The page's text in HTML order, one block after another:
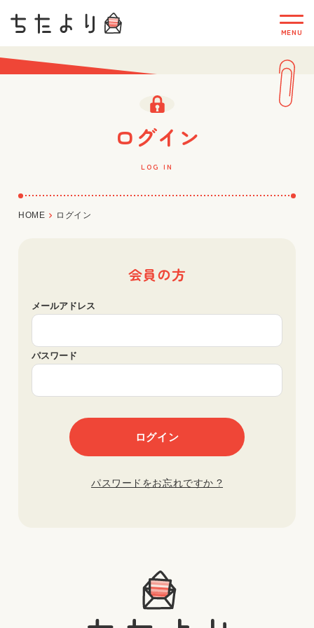
ログイン
LOG IN
HOME ログイン
会員の方
メールアドレス
パスワード
パスワードをお忘れですか ?